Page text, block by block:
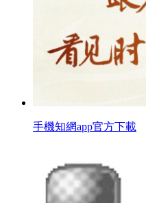
手機知網app官方下載